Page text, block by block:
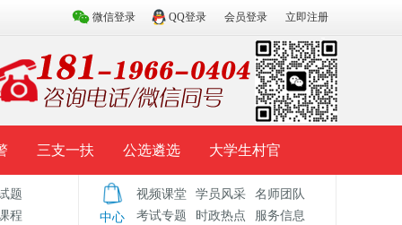
微信登录 QQ登录 会员登录 立即注册
三支一扶 公选遴选 大学生村官
题库 辅导资料 历年真题 模拟试题
题
程
中心
视频课堂 学员风采
名师团队
考试专题
时政热点 服务信息